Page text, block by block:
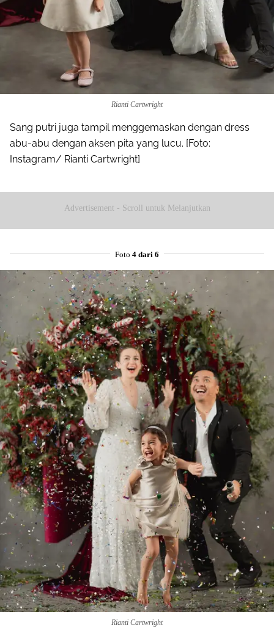
Rianti Cartwright
Sang putri juga tampil menggemaskan dengan dress
abu-abu dengan aksen pita yang lucu. [Foto:
Instagram/ Rianti Cartwright]
Advertisement - Scroll untuk Melanjutkan
Foto 4 dari 6
Rianti Cartwright